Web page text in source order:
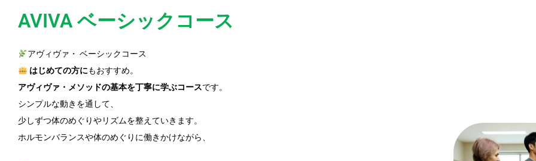
AVIVA ベーシックコース
アヴィヴァ・ ベーシックコース
はじめての方にもおすすめ。
アヴィヴァ・メソッドの基本を丁寧に学ぶコースです。
シンプルな動きを通して、
少しずつ体のめぐりやリズムを整えていきます。
ホルモンバランスや体のめぐりに働きかけながら、